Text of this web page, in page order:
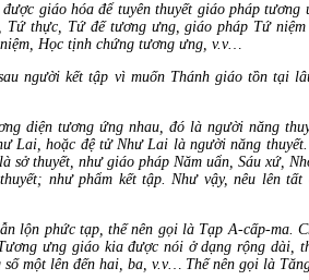
giáo hóa để tuyên thuyết giáo pháp
thực, Tứ đế tương ưng, giáo pháp Tứ
Học tịnh chứng tương ưng, v.v…
người kết tập vì muốn Thánh giáo tồn tại
diện tương ứng nhau, đó là người năng
Lai, hoặc đệ tử Như Lai là người năng
thuyết, như giáo pháp Năm uẩn, Sáu xứ,
như phẩm kết tập. Như vậy, nêu lên
lộn phức tạp, thế nên gọi là Tạp A-cấp-ma.
ưng giáo kia được nói ở dạng rộng dài,
một lên đến hai, ba, v.v… Thế nên gọi là